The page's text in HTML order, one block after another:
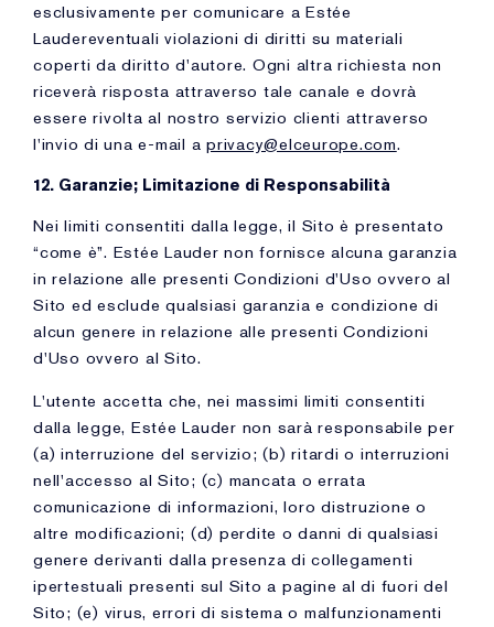
esclusivamente per comunicare a Estée
Laudereventuali violazioni di diritti su materiali
coperti da diritto d'autore. Ogni altra richiesta non
riceverà risposta attraverso tale canale e dovrà
essere rivolta al nostro servizio clienti attraverso
l'invio di una e-mail a privacy@elceurope.com.
12. Garanzie; Limitazione di Responsabilità
Nei limiti consentiti dalla legge, il Sito è presentato
“come è”. Estée Lauder non fornisce alcuna garanzia
in relazione alle presenti Condizioni d'Uso ovvero al
Sito ed esclude qualsiasi garanzia e condizione di
alcun genere in relazione alle presenti Condizioni
d'Uso ovvero al Sito.
L'utente accetta che, nei massimi limiti consentiti
dalla legge, Estée Lauder non sarà responsabile per
(a) interruzione del servizio; (b) ritardi o interruzioni
nell'accesso al Sito; (c) mancata o errata
comunicazione di informazioni, loro distruzione o
altre modificazioni; (d) perdite o danni di qualsiasi
genere derivanti dalla presenza di collegamenti
ipertestuali presenti sul Sito a pagine al di fuori del
Sito; (e) virus, errori di sistema o malfunzionamenti